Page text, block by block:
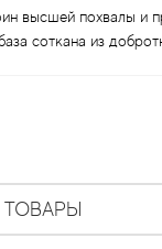
высшей похвалы
соткана из